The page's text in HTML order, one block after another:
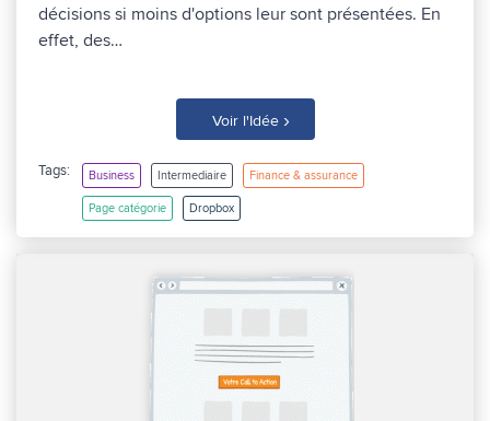
décisions si moins d'options leur sont présentées. En
effet, des…
Voir l'Idée ›
Tags: Business Intermediaire Finance & assurance
Page catégorie Dropbox